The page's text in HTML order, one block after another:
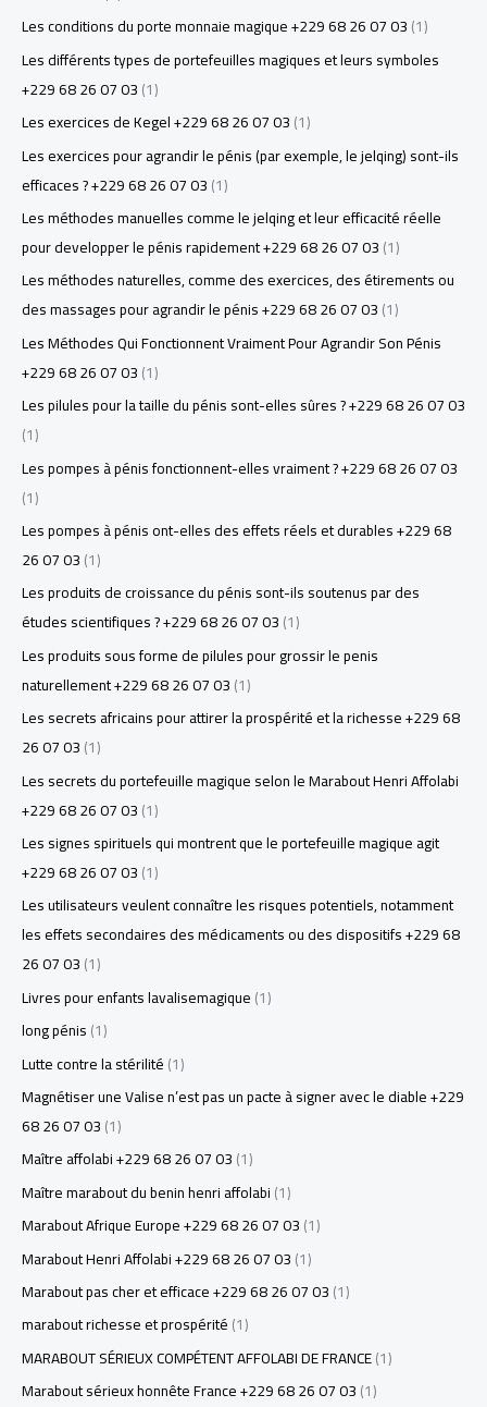
Les conditions du porte monnaie magique +229 68 26 07 03(1)
Les différents types de portefeuilles magiques et leurs symboles
+229 68 26 07 03(1)
Les exercices de Kegel +229 68 26 07 03(1)
Les exercices pour agrandir le pénis (par exemple, le jelqing) sont-ils
efficaces ? +229 68 26 07 03(1)
Les méthodes manuelles comme le jelqing et leur efficacité réelle
pour developper le pénis rapidement +229 68 26 07 03(1)
Les méthodes naturelles, comme des exercices, des étirements ou
des massages pour agrandir le pénis +229 68 26 07 03(1)
Les Méthodes Qui Fonctionnent Vraiment Pour Agrandir Son Pénis
+229 68 26 07 03(1)
Les pilules pour la taille du pénis sont-elles sûres ? +229 68 26 07 03
(1)
Les pompes à pénis fonctionnent-elles vraiment ? +229 68 26 07 03
(1)
Les pompes à pénis ont-elles des effets réels et durables +229 68
26 07 03(1)
Les produits de croissance du pénis sont-ils soutenus par des
études scientifiques ? +229 68 26 07 03(1)
Les produits sous forme de pilules pour grossir le penis
naturellement +229 68 26 07 03(1)
Les secrets africains pour attirer la prospérité et la richesse +229 68
26 07 03(1)
Les secrets du portefeuille magique selon le Marabout Henri Affolabi
+229 68 26 07 03(1)
Les signes spirituels qui montrent que le portefeuille magique agit
+229 68 26 07 03(1)
Les utilisateurs veulent connaître les risques potentiels, notamment
les effets secondaires des médicaments ou des dispositifs +229 68
26 07 03(1)
Livres pour enfants lavalisemagique(1)
long pénis(1)
Lutte contre la stérilité(1)
Magnétiser une Valise n’est pas un pacte à signer avec le diable +229
68 26 07 03(1)
Maître affolabi +229 68 26 07 03(1)
Maître marabout du benin henri affolabi(1)
Marabout Afrique Europe +229 68 26 07 03(1)
Marabout Henri Affolabi +229 68 26 07 03(1)
Marabout pas cher et efficace +229 68 26 07 03(1)
marabout richesse et prospérité(1)
MARABOUT SÉRIEUX COMPÉTENT AFFOLABI DE FRANCE(1)
Marabout sérieux honnête France +229 68 26 07 03(1)